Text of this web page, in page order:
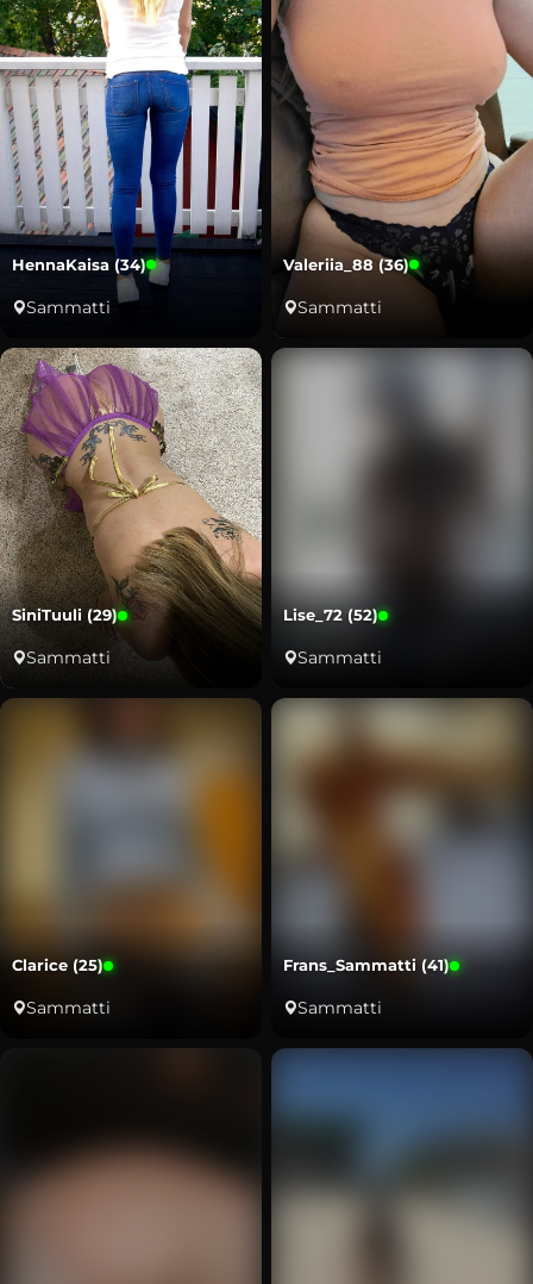
HennaKaisa (34)
Sammatti
Valeriia_88 (36)
Sammatti
SiniTuuli (29)
Sammatti
Lise_72 (52)
Sammatti
Clarice (25)
Sammatti
Frans_Sammatti (41)
Sammatti